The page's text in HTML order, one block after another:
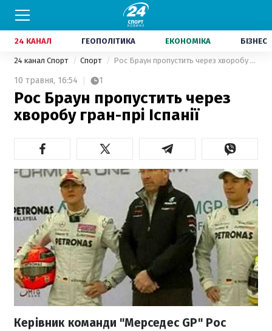
24 КАНАЛ ГЕОПОЛІТИКА ЕКОНОМІКА БІЗНЕС
24 канал Спорт Спорт Рос Браун пропустить через хворобу гран-прі Іспанії
10 травня, 16:54 1
Рос Браун пропустить через
хворобу гран-прі Іспанії
Керівник команди "Мерседес GP" Рос